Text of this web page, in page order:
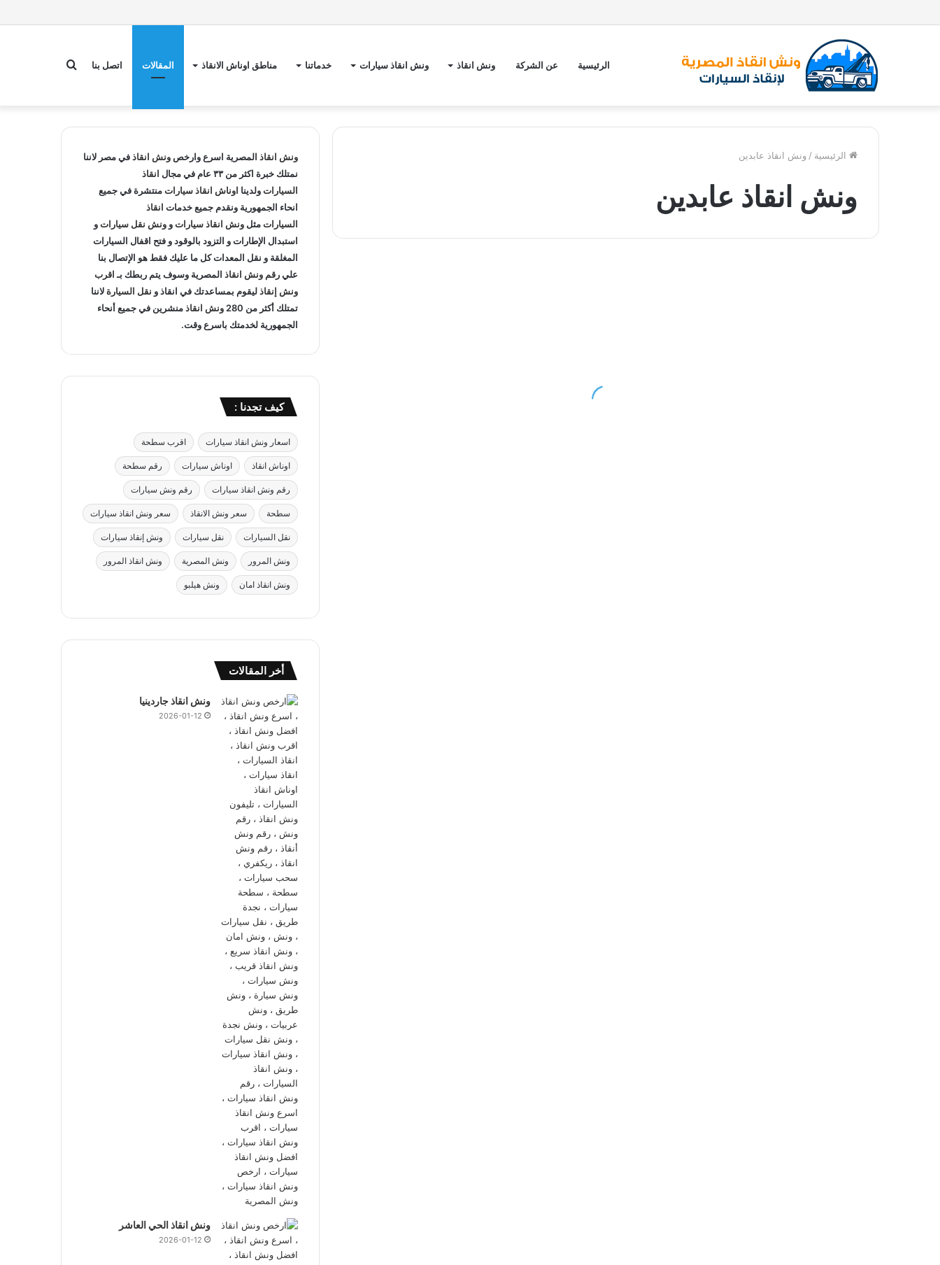
الرئيسية عن الشركة ونش انقاذ ونش انقاذ سيارات خدماتنا مناطق اوناش الانقاذ المقالات اتصل بنا
الرئيسية / ونش انقاذ عابدين
ونش انقاذ عابدين
ونش انقاذ المصرية اسرع وارخصونش انقاذفي مصر لاننا
نمتلك خبرة اكثر من ٣٣ عام في مجال
انقاذ
السياراتولدينا اوناش انقاذ سياراتمنتشرة في جميع
انحاء الجمهورية ونقدم جميع خدمات انقاذ
السياراتمثلونش انقاذ سياراتوونش نقل سياراتو
استبدال الإطارات و التزود بالوقود و فتح اقفال السيارات
المغلقة و نقل المعدات كل ما عليك فقط هو الإتصال بنا
عليرقم ونش انقاذ المصرية وسوف يتم ربطك بـ اقرب
ونش إنقاذليقوم بمساعدتك في انقاذ و نقل السيارة لاننا
تمتلك أكثر من 280
ونش انقاذمنشرين في جميع أنحاء
الجمهورية لخدمتك باسرع وقت.
كيف تجدنا :
اسعار ونش انقاذ سيارات اقرب سطحة
اوناش انقاذ اوناش سيارات رقم سطحة
رقم ونش انقاذ سيارات رقم ونش سيارات
سطحة سعر ونش الانقاذ سعر ونش انقاذ سيارات
نقل السيارات نقل سيارات ونش إنقاذ سيارات
ونش المرور ونش المصرية ونش انقاذ المرور
ونش انقاذ امان ونش هيلبو
أخر المقالات
ونش انقاذ جاردينيا
2026-01-12
ونش انقاذ الحي العاشر
2026-01-12